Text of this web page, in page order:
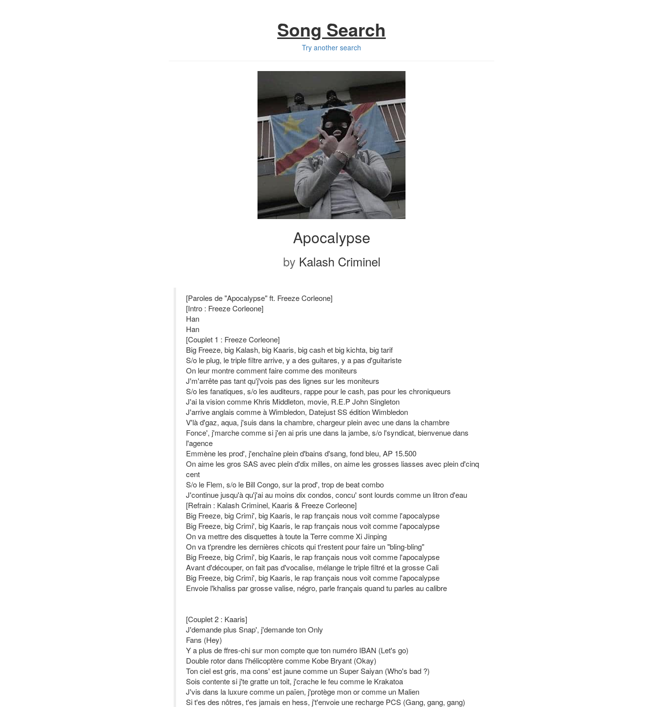
Song Search
Try another search
Apocalypse
by Kalash Criminel
[Paroles de "Apocalypse" ft. Freeze Corleone]
[Intro : Freeze Corleone]
Han
Han
[Couplet 1 : Freeze Corleone]
Big Freeze, big Kalash, big Kaaris, big cash et big kichta, big tarif
S/o le plug, le triple filtre arrive, y a des guitares, y a pas d'guitariste
On leur montre comment faire comme des moniteurs
J'm'arrête pas tant qu'j'vois pas des lignes sur les moniteurs
S/o les fanatiques, s/o les auditeurs, rappe pour le cash, pas pour les chroniqueurs
J'ai la vision comme Khris Middleton, movie, R.E.P John Singleton
J'arrive anglais comme à Wimbledon, Datejust SS édition Wimbledon
V'là d'gaz, aqua, j'suis dans la chambre, chargeur plein avec une dans la chambre
Fonce', j'marche comme si j'en ai pris une dans la jambe, s/o l'syndicat, bienvenue dans
l'agence
Emmène les prod', j'enchaîne plein d'bains d'sang, fond bleu, AP 15.500
On aime les gros SAS avec plein d'dix milles, on aime les grosses liasses avec plein d'cinq
cent
S/o le Flem, s/o le Bill Congo, sur la prod', trop de beat combo
J'continue jusqu'à qu'j'ai au moins dix condos, concu' sont lourds comme un litron d'eau
[Refrain : Kalash Criminel, Kaaris & Freeze Corleone]
Big Freeze, big Crimi', big Kaaris, le rap français nous voit comme l'apocalypse
Big Freeze, big Crimi', big Kaaris, le rap français nous voit comme l'apocalypse
On va mettre des disquettes à toute la Terre comme Xi Jinping
On va t'prendre les dernières chicots qui t'restent pour faire un "bling-bling"
Big Freeze, big Crimi', big Kaaris, le rap français nous voit comme l'apocalypse
Avant d'découper, on fait pas d'vocalise, mélange le triple filtré et la grosse Cali
Big Freeze, big Crimi', big Kaaris, le rap français nous voit comme l'apocalypse
Envoie l'khaliss par grosse valise, négro, parle français quand tu parles au calibre
[Couplet 2 : Kaaris]
J'demande plus Snap', j'demande ton Only
Fans (Hey)
Y a plus de ffres-chi sur mon compte que ton numéro IBAN (Let's go)
Double rotor dans l'hélicoptère comme Kobe Bryant (Okay)
Ton ciel est gris, ma cons' est jaune comme un Super Saiyan (Who's bad ?)
Sois contente si j'te gratte un toit, j'crache le feu comme le Krakatoa
J'vis dans la luxure comme un païen, j'protège mon or comme un Malien
Si t'es des nôtres, t'es jamais en hess, j't'envoie une recharge PCS (Gang, gang, gang)